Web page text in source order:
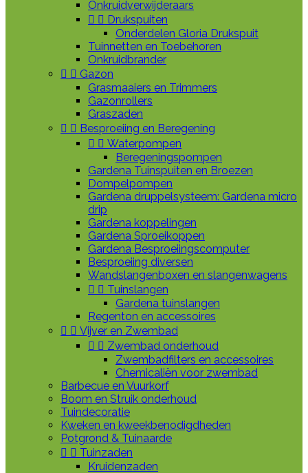
Onkruidverwijderaars
  Drukspuiten
Onderdelen Gloria Drukspuit
Tuinnetten en Toebehoren
Onkruidbrander
  Gazon
Grasmaaiers en Trimmers
Gazonrollers
Graszaden
  Besproeiing en Beregening
  Waterpompen
Beregeningspompen
Gardena Tuinspuiten en Broezen
Dompelpompen
Gardena druppelsysteem: Gardena micro
drip
Gardena koppelingen
Gardena Sproeikoppen
Gardena Besproeiingscomputer
Besproeiing diversen
Wandslangenboxen en slangenwagens
  Tuinslangen
Gardena tuinslangen
Regenton en accessoires
  Vijver en Zwembad
  Zwembad onderhoud
Zwembadfilters en accessoires
Chemicaliën voor zwembad
Barbecue en Vuurkorf
Boom en Struik onderhoud
Tuindecoratie
Kweken en kweekbenodigdheden
Potgrond & Tuinaarde
  Tuinzaden
Kruidenzaden